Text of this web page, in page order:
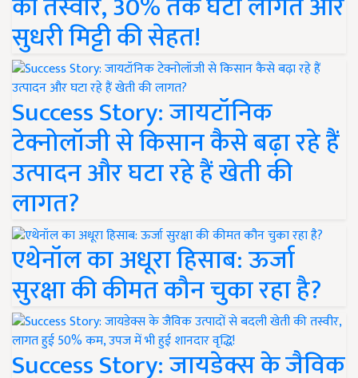
सुधरी मिट्टी की सेहत!
Success Story: जायटॉनिक
टेक्नोलॉजी से किसान कैसे बढ़ा रहे हैं
उत्पादन और घटा रहे हैं खेती की
लागत?
एथेनॉल का अधूरा हिसाब: ऊर्जा
सुरक्षा की कीमत कौन चुका रहा है?
Success Story: जायडेक्स के जैविक